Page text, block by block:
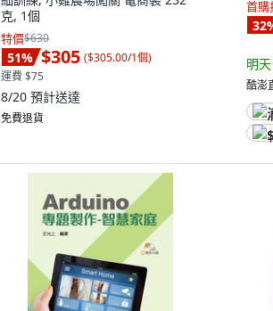
克, 1個
特價$630
51% $305 ($305.00/1個)
運費 $75
8/20 預計送達
免費退貨
首購
32
明
酷澎